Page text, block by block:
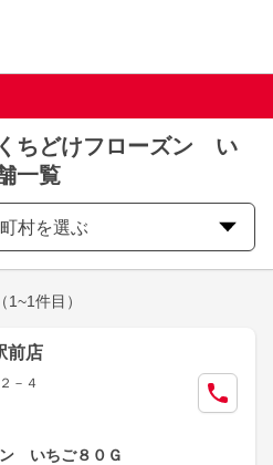
ちどけフローズン い
一覧
村を選ぶ
（1~1件目）
前店
－４
いちご８０Ｇ